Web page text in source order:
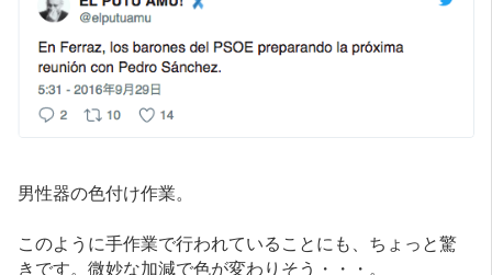
男性器の色付け作業。
このように手作業で行われていることにも、ちょっと驚
きです。微妙な加減で色が変わりそう・・・。